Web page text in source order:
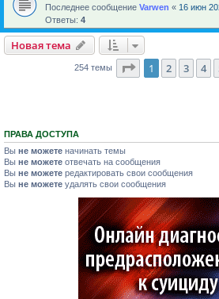
Последнее сообщение Varwen « 16 июн
Ответы: 4
Новая тема
254 темы Страница из
1 2 3 4
ПРАВА ДОСТУПА
Вы не можете начинать темы
Вы не можете отвечать на сообщения
Вы не можете редактировать свои сообщения
Вы не можете удалять свои сообщения